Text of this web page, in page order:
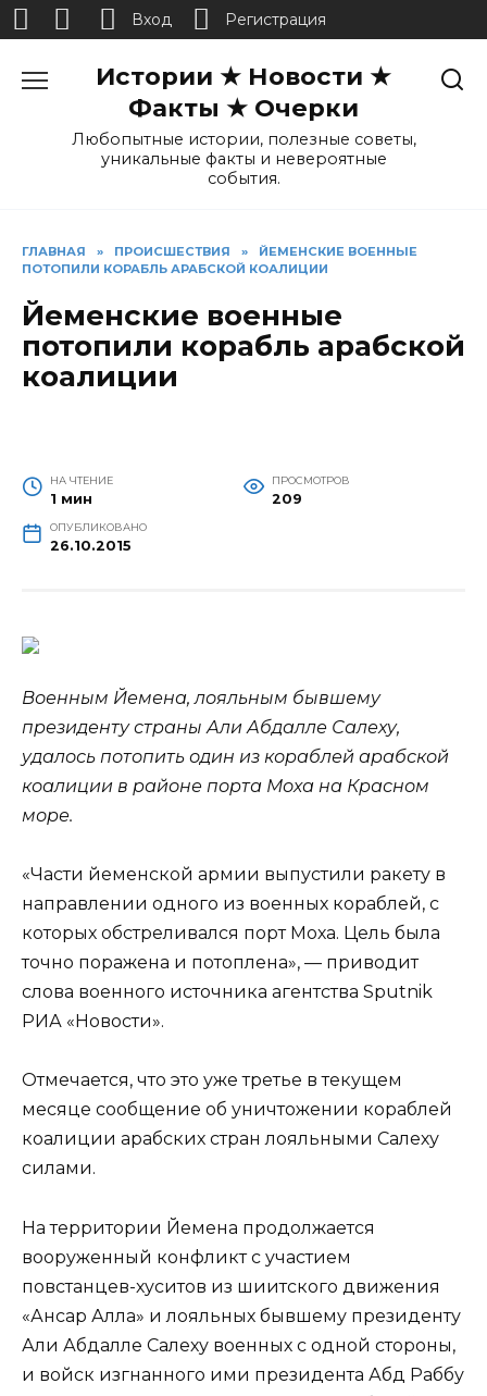
Истории ★ Новости ★
Факты ★ Очерки
Любопытные истории, полезные советы,
уникальные факты и невероятные
события.
ГЛАВНАЯ » ПРОИСШЕСТВИЯ »
ЙЕМЕНСКИЕ ВОЕННЫЕ
ПОТОПИЛИ КОРАБЛЬ АРАБСКОЙ КОАЛИЦИИ
Йеменские военные
потопили корабль арабской
коалиции
НА ЧТЕНИЕ
1 мин
ПРОСМОТРОВ
209
ОПУБЛИКОВАНО
26.10.2015
Военным Йемена, лояльным бывшему
президенту страны Али Абдалле Салеху,
удалось потопить один из кораблей арабской
коалиции в районе порта Моха на Красном
море.
«Части йеменской армии выпустили ракету в
направлении одного из военных кораблей, с
которых обстреливался порт Моха. Цель была
точно поражена и потоплена», — приводит
слова военного источника агентства Sputnik
РИА «Новости».
Отмечается, что это уже третье в текущем
месяце сообщение об уничтожении кораблей
коалиции арабских стран лояльными Салеху
силами.
На территории Йемена продолжается
вооруженный конфликт с участием
повстанцев-хуситов из шиитского движения
«Ансар Алла» и лояльных бывшему президенту
Али Абдалле Салеху военных с одной стороны,
и войск изгнанного ими президента Абд Раббу
Вход Регистрация